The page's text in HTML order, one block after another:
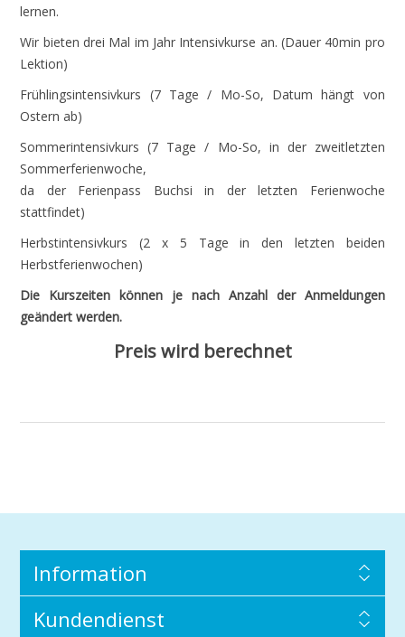
lernen.
Wir bieten drei Mal im Jahr Intensivkurse an. (Dauer 40min pro
Lektion)
Frühlingsintensivkurs (7 Tage / Mo-So, Datum hängt von
Ostern ab)
Sommerintensivkurs (7 Tage / Mo-So, in der zweitletzten
Sommerferienwoche,
da der Ferienpass Buchsi in der letzten Ferienwoche
stattfindet)
Herbstintensivkurs (2 x 5 Tage in den letzten beiden
Herbstferienwochen)
Die Kurszeiten können je nach Anzahl der Anmeldungen
geändert werden.
Preis wird berechnet
Information
Kundendienst